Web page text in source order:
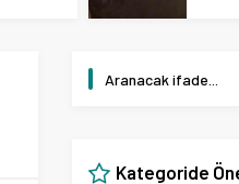
Kategoride